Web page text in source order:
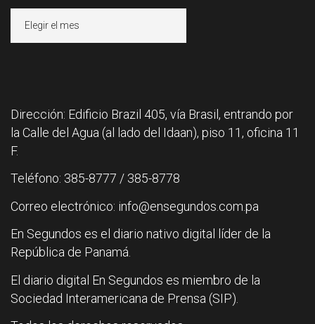
Dirección: Edificio Brazil 405, vía Brasil, entrando por
la Calle del Agua (al lado del Idaan), piso 11, oficina 11
F.
Teléfono: 385-8777 / 385-8778
Correo electrónico: info@ensegundos.com.pa
En Segundos es el diario nativo digital líder de la
República de Panamá.
El diario digital En Segundos es miembro de la
Sociedad Interamericana de Prensa (SIP).